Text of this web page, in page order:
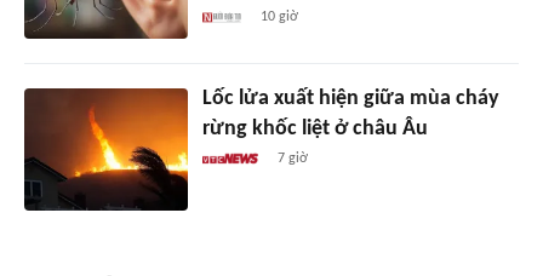
10 giờ
Lốc lửa xuất hiện giữa mùa cháy
rừng khốc liệt ở châu Âu
7 giờ